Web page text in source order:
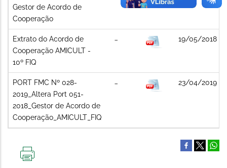
Gestor de Acordo de
Cooperação
Extrato do Acordo de
Cooperação AMICULT -
10º FIQ
19/05/2018
PORT FMC Nº 028-
2019_Altera Port 051-
2018_Gestor de Acordo de
Cooperação_AMICULT_FIQ
23/04/2019